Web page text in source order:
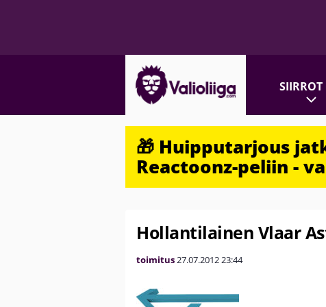
SIIRROT
🎁 Huipputarjous
Reactoonz-peliin -
Hollantilainen Vlaar
toimitus27.07.201223:44